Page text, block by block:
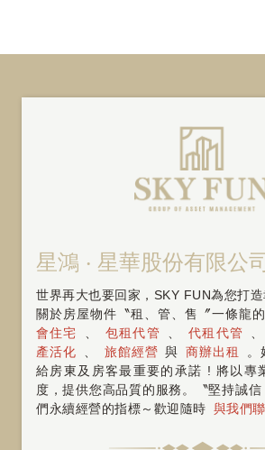
星鴻 ‧ 星華股份有限公司
世界再大也要回家，SKY FUN為您打
關於房屋物件〝租、管、售〞一條龍
會住宅
包租代管 代租代管
產活化
旅館經營 與 商辦出租
。
給房東及房客最重要的承諾 ! 將以專
度，提供您高品質的服務。〝堅持誠
們永續經營的指標～歡迎隨時 與我們